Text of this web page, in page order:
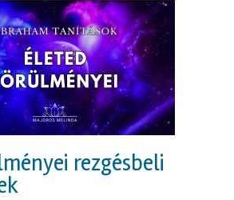
rezgésbeli